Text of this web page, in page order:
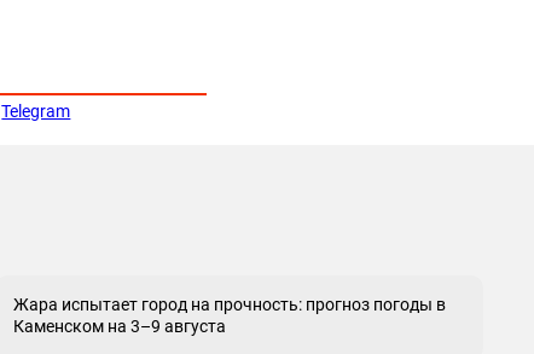
Telegram
Жара испытает город на прочность: прогноз погоды в
Каменском на 3–9 августа